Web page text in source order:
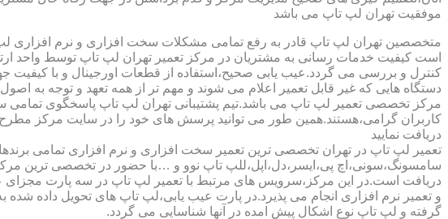
موفقیت تهران لپ تاپ می باشد
متخصصین تهران لپ تاپ قادر به رفع تمامی مشکلات سخت افزاری و نرم افزاری لپ
است کیفیت خدمات رسانی به مشتریان در مرکز تعمیر تهران لپ تاپ توسط واحد
کنترل و بررسی می گردد.عیب یابی صحیح،استفاده از قطعات اورجینال و با کیفیت
دستگاه هایی که غیر قابل تعمیر اعلام می شوند و مهم تر از همه تعهد و توجه به
مرکز تخصصی تعمیر لپ تاپ می باشد.تیم پشتیبانی تهران لپ تاپ پاسخگوی
کاربران گرامی،هستند.همین طور می توانید پرسش های خود را در سایت مرکز مطرح
دریافت نمایید
تعمیر لپ تاپ در تهران تخصصی ترین تعمیر سخت افزاری و نرم افزاری تمامی
سامسونگ،سونی،اچ پی،ایسر،دل،اپل،للپ تاپ نوو و …با حضور در تخصصی ترین
دریافت است.در این مرکز،سرویس های مرتبط با تعمیر لپ تاپ در سه پارت مجزای
و تعمیر نرم افزاری انجام می پذیرد.در پارت عیب یابی،لپ تاپ های تحویل داده شده
گرفته و لپ تاپ نوع اشکال پیش امده در آنها شناسایی می گردد.